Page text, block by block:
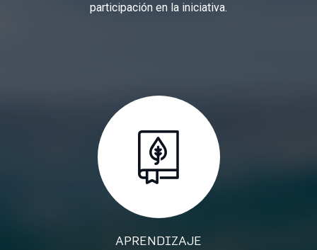
participación en la iniciativa.
APRENDIZAJE